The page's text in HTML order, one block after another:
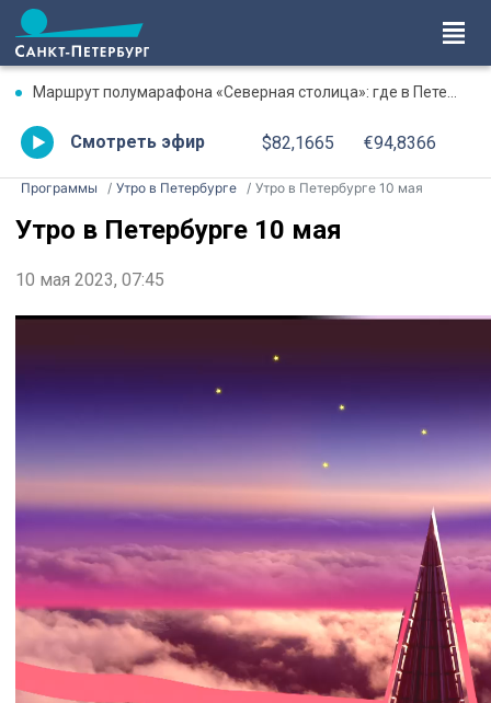
Маршрут полумарафона «Северная столица»: где в Петербурге будут перекрыты дороги 9 августа
Смотреть эфир $82,1665 €94,8366
Программы Утро в Петербурге Утро в Петербурге 10 мая
Утро в Петербурге 10 мая
10 мая 2023, 07:45